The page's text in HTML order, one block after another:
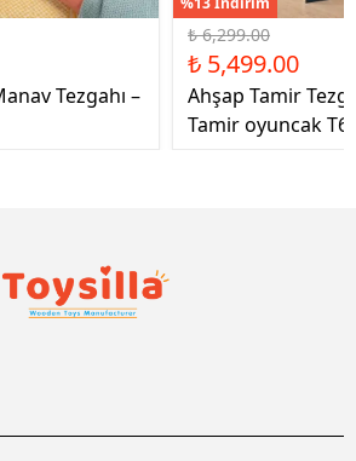
Tezgahı –
₺ 6,299.00
₺ 5,499.00
Ahşap Tamir
Tamir oyuncak